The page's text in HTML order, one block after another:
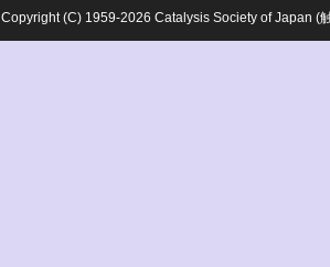
Copyright (C) 1959-2026 Catalysis Society of Japan (